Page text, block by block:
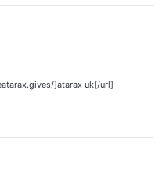
]atarax uk[/url]